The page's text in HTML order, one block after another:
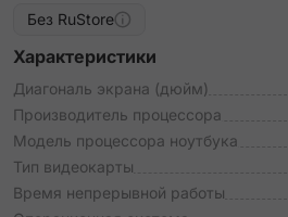
Без RuStore
Характеристики
Диагональ экрана (дюйм)
Производитель процессора
Модель процессора ноутбука
Тип видеокарты
Время непрерывной работы